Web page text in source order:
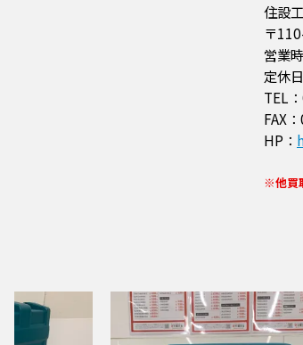
住設
〒
営業
定休
TEL
FAX
HP：
※他買